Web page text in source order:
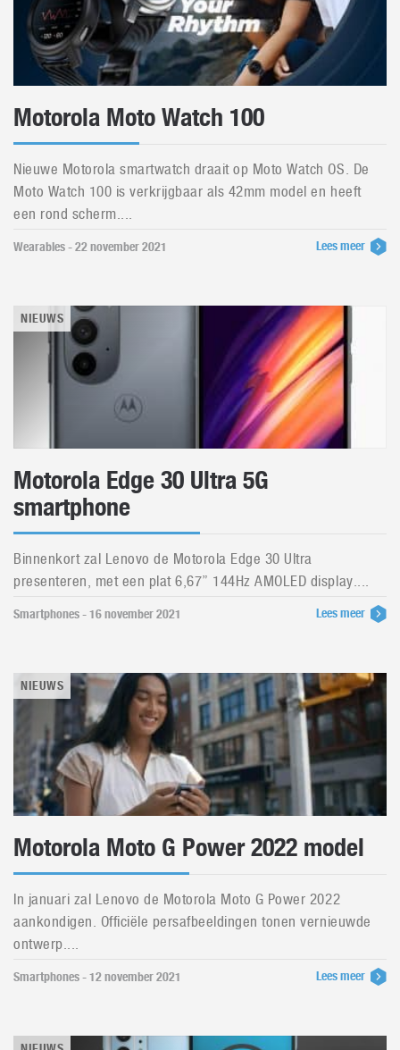
Motorola Moto Watch 100
Nieuwe Motorola smartwatch draait op Moto Watch OS. De
Moto Watch 100 is verkrijgbaar als 42mm model en heeft
een rond scherm....
Wearables - 22 november 2021 Lees meer
NIEUWS
Motorola Edge 30 Ultra 5G
smartphone
Binnenkort zal Lenovo de Motorola Edge 30 Ultra
presenteren, met een plat 6,67” 144Hz AMOLED display....
Smartphones - 16 november 2021 Lees meer
NIEUWS
Motorola Moto G Power 2022 model
In januari zal Lenovo de Motorola Moto G Power 2022
aankondigen. Officiële persafbeeldingen tonen vernieuwde
ontwerp....
Smartphones - 12 november 2021 Lees meer